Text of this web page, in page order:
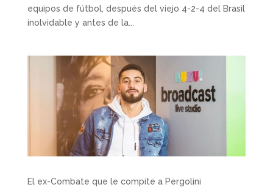
equipos de fútbol, después del viejo 4-2-4 del Brasil
inolvidable y antes de la...
El ex-Combate que le compite a Pergolini